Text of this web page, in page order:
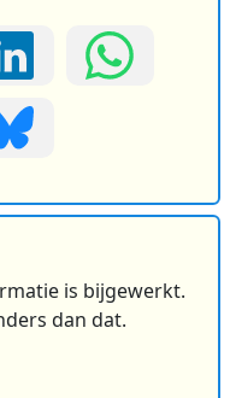
is bijgewerkt.
dan dat.